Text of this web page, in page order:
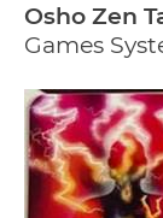
Osho Zen
Games